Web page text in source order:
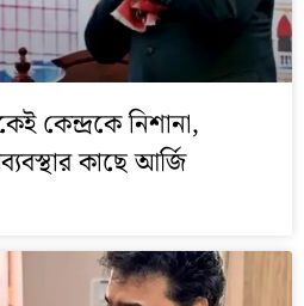
কেন্দ্রকে নিশানা,
কাছে আর্জি